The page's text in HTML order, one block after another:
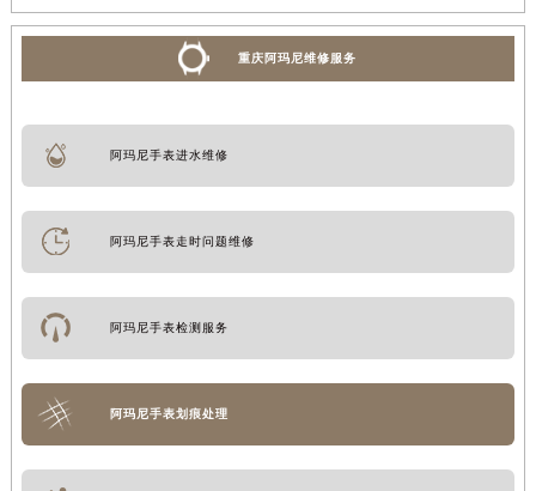
重庆阿玛尼维修服务
阿玛尼手表进水维修
阿玛尼手表走时问题维修
阿玛尼手表检测服务
阿玛尼手表划痕处理